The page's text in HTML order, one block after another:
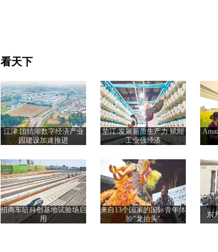
看天下
江津:团结湖数字经济产业
园建设加速推进
垫江:发展新质生产力 赋能
工业强经济
招商车研科创基地试验场启
用
来自13个国家的国际青年体
验"龙抬头"
东